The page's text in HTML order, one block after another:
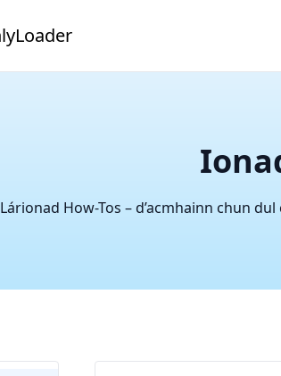
How-Tos – d’acmhainn chun